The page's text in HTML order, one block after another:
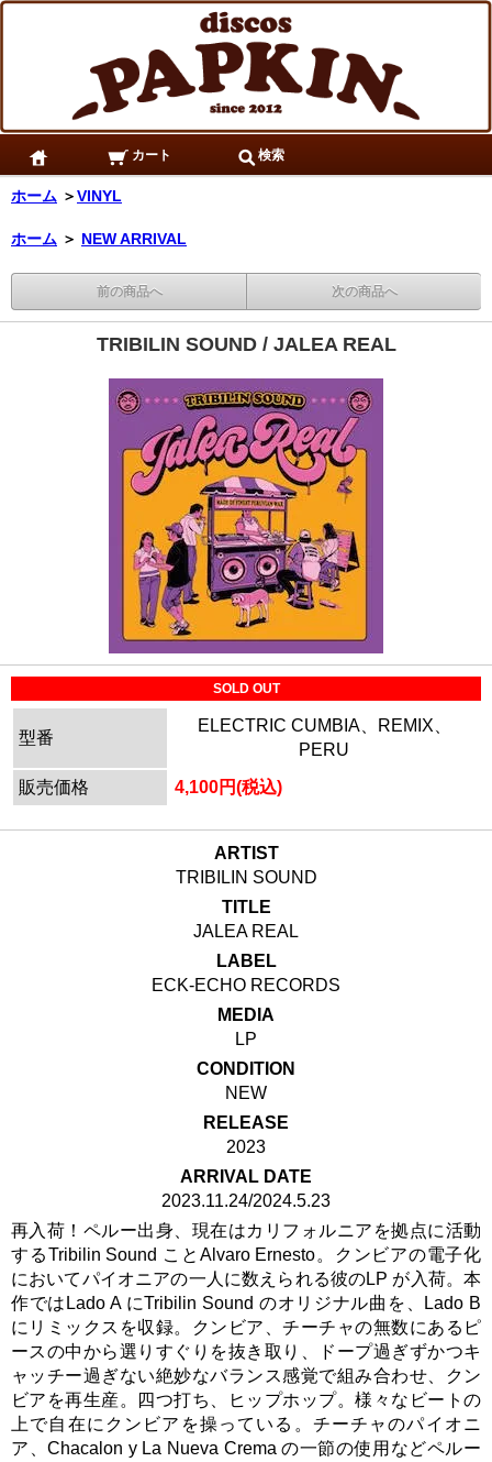
カート 検索
ホーム ＞VINYL
ホーム ＞ NEW ARRIVAL
前の商品へ 次の商品へ
TRIBILIN SOUND / JALEA REAL
SOLD OUT
型番
ELECTRIC CUMBIA、REMIX、
PERU
販売価格
4,100円(税込)
ARTIST
TRIBILIN SOUND
TITLE
JALEA REAL
LABEL
ECK-ECHO RECORDS
MEDIA
LP
CONDITION
NEW
RELEASE
2023
ARRIVAL DATE
2023.11.24/2024.5.23
再入荷！ペルー出身、現在はカリフォルニアを拠点に活動
するTribilin Sound ことAlvaro Ernesto。クンビアの電子化
においてパイオニアの一人に数えられる彼のLP が入荷。本
作ではLado A にTribilin Sound のオリジナル曲を、Lado B
にリミックスを収録。クンビア、チーチャの無数にあるピ
ースの中から選りすぐりを抜き取り、ドープ過ぎずかつキ
ャッチー過ぎない絶妙なバランス感覚で組み合わせ、クン
ビアを再生産。四つ打ち、ヒップホップ。様々なビートの
上で自在にクンビアを操っている。チーチャのパイオニ
ア、Chacalon y La Nueva Crema の一節の使用などペルー